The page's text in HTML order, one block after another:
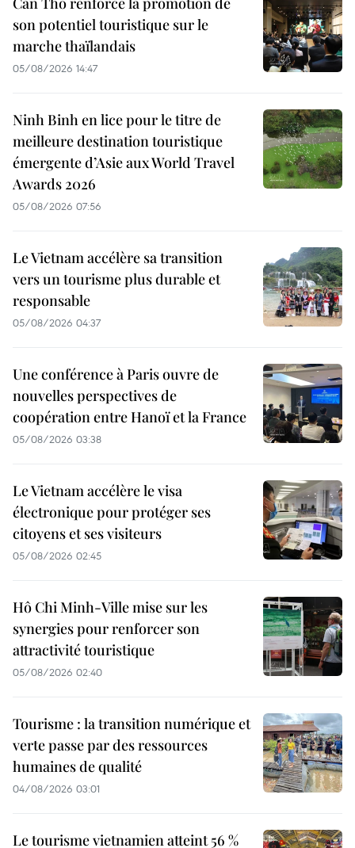
son potentiel touristique sur le
marche thaïlandais
05/08/2026 14:47
Ninh Binh en lice pour le titre de
meilleure destination touristique
émergente d’Asie aux World Travel
Awards 2026
05/08/2026 07:56
Le Vietnam accélère sa transition
vers un tourisme plus durable et
responsable
05/08/2026 04:37
Une conférence à Paris ouvre de
nouvelles perspectives de
coopération entre Hanoï et la France
05/08/2026 03:38
Le Vietnam accélère le visa
électronique pour protéger ses
citoyens et ses visiteurs
05/08/2026 02:45
Hô Chi Minh-Ville mise sur les
synergies pour renforcer son
attractivité touristique
05/08/2026 02:40
Tourisme : la transition numérique et
verte passe par des ressources
humaines de qualité
04/08/2026 03:01
Le tourisme vietnamien atteint 56 %